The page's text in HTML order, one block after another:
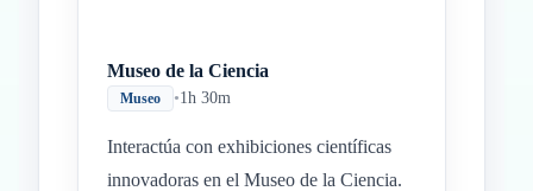
Museo de la Ciencia
Museo •1h 30m
Interactúa con exhibiciones científicas
innovadoras en el Museo de la Ciencia.